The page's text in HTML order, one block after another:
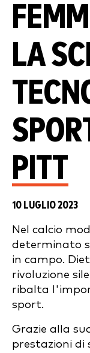
LA
PITT
10 LUGLIO 2023
Nel calcio
determinato
in campo.
rivoluzione
ribalta
sport.
Grazie alla
prestazioni di